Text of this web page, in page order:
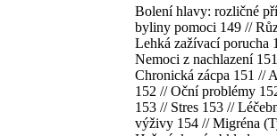
Bolení hlavy: rozličné
byliny pomoci 149 //
Lehká zažívací porucha
Nemoci z nachlazení
Chronická zácpa 151 //
152 // Oční problémy
153 // Stres 153 //
výživy 154 // Migréna